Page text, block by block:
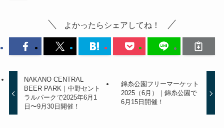
よかったらシェアしてね！
NAKANO CENTRAL
BEER PARK｜中野セント
ラルパークで2025年6月1
日〜9月30日開催！
錦糸公園フリーマーケット
2025（6月）｜錦糸公園で
6月15日開催！